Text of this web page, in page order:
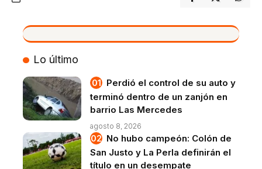
VIVO
Lo último
Perdió el control de su auto y
terminó dentro de un zanjón en
barrio Las Mercedes
agosto 8, 2026
No hubo campeón: Colón de
San Justo y La Perla definirán el
título en un desempate